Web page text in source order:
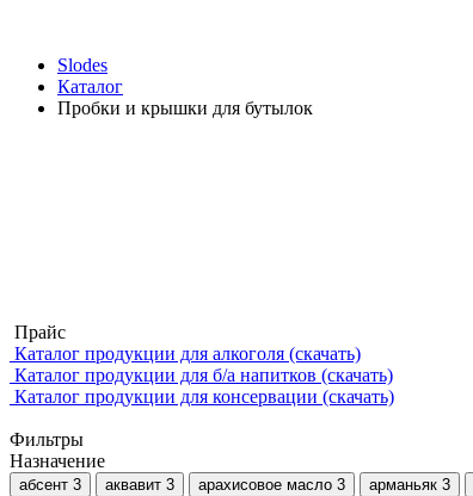
Slodes
Каталог
Пробки и крышки для бутылок
Прайс
Каталог продукции для алкоголя (скачать)
Каталог продукции для б/а напитков (скачать)
Каталог продукции для консервации (скачать)
Фильтры
Назначение
абсент 3 аквавит 3 арахисовое масло 3 арманьяк 3